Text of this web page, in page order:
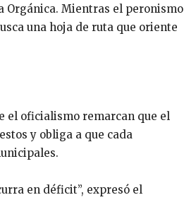
Orgánica. Mientras el peronismo
una hoja de ruta que oriente
el oficialismo remarcan que el
y obliga a que cada
en déficit”, expresó el